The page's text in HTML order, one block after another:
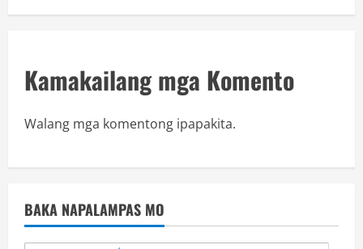
Kamakailang mga Komento
Walang mga komentong ipapakita.
BAKA NAPALAMPAS MO